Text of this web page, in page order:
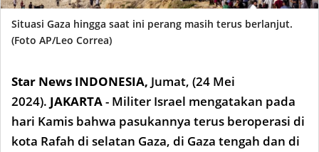
Situasi Gaza hingga saat ini perang masih terus berlanjut.
(Foto AP/Leo Correa)
Star News INDONESIA, Jumat, (24 Mei
2024). JAKARTA- Militer Israel mengatakan pada
hari Kamis bahwa pasukannya terus beroperasi di
kota Rafah di selatan Gaza, di Gaza tengah dan di